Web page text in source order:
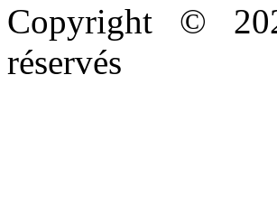
Copyright ©
réservés